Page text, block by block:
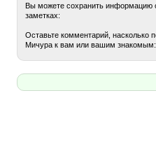
Вы можете сохранить информацию
заметках:
Оставьте комментарий, насколько
Мичура к вам или вашим знакомым: